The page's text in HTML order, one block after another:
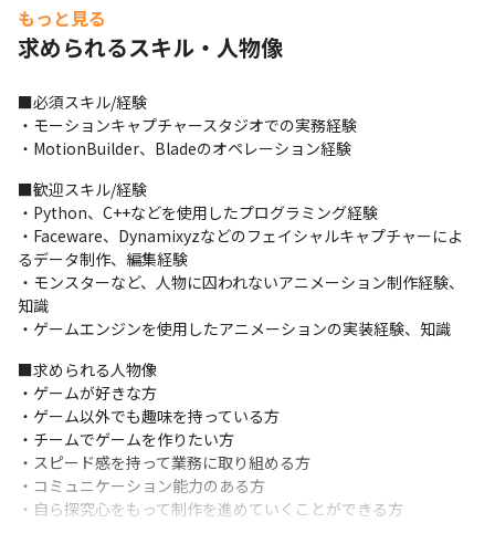
もっと見る
求められるスキル・人物像
■必須スキル/経験
・モーションキャプチャースタジオでの実務経験
・MotionBuilder、Bladeのオペレーション経験
■歓迎スキル/経験
・Python、C++などを使用したプログラミング経験
・Faceware、Dynamixyzなどのフェイシャルキャプチャーによ
るデータ制作、編集経験
・モンスターなど、人物に囚われないアニメーション制作経験、
知識
・ゲームエンジンを使用したアニメーションの実装経験、知識
■求められる人物像
・ゲームが好きな方
・ゲーム以外でも趣味を持っている方
・チームでゲームを作りたい方
・スピード感を持って業務に取り組める方
・コミュニケーション能力のある方
・自ら探究心をもって制作を進めていくことができる方